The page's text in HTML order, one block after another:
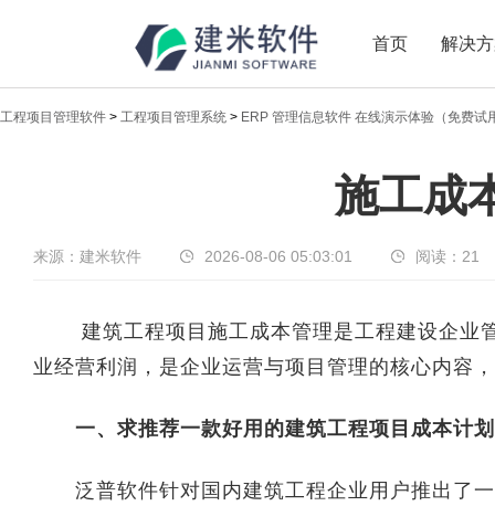
首页 解决
传递实时热点，共享商业价值
工程项目管理软件 > 工程项目管理系统 > ERP 管理信息软件 在线演示体验（免费试
施工成
来源：建米软件 2026-08-06 05:03:01 阅读： 21
建筑工程项目施工成本管理是工程建设企业
业经营利润，是企业运营与项目管理的核心内容
一、求推荐一款好用的建筑工程项目成本计
泛普软件针对国内建筑工程企业用户推出了一